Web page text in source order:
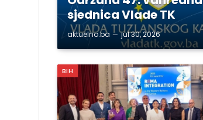
sjednica Vlade TK
aktuelno.ba jul 30, 2026
BIH